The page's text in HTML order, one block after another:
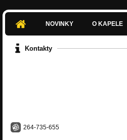
NOVINKY O KAPELE
Kontakty
264-735-655